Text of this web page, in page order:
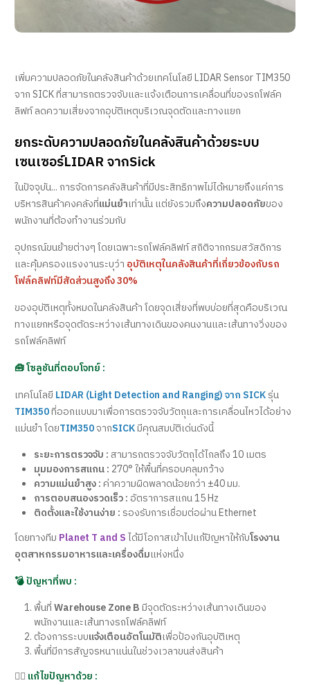
เพิ่มความปลอดภัยในคลังสินค้าด้วยเทคโนโลยี LIDAR Sensor TIM350
จาก SICK ที่สามารถตรวจจับและแจ้งเตือนการเคลื่อนที่ของรถโฟล์ค
ลิฟท์ ลดความเสี่ยงจากอุบัติเหตุบริเวณจุดตัดและทางแยก
ยกระดับความปลอดภัยในคลังสินค้าด้วยระบบ
เซนเซอร์LIDAR จากSick
ในปัจจุบัน... การจัดการคลังสินค้าที่มีประสิทธิภาพไม่ได้หมายถึงแค่การ
บริหารสินค้าคงคลังที่แม่นยำเท่านั้น แต่ยังรวมถึงความปลอดภัยของ
พนักงานที่ต้องทำงานร่วมกับ
อุปกรณ์ขนย้ายต่างๆ โดยเฉพาะรถโฟล์คลิฟท์ สถิติจากกรมสวัสดิการ
และคุ้มครองแรงงานระบุว่า อุบัติเหตุในคลังสินค้าที่เกี่ยวข้องกับรถ
โฟล์คลิฟท์มีสัดส่วนสูงถึง 30%
ของอุบัติเหตุทั้งหมดในคลังสินค้า โดยจุดเสี่ยงที่พบบ่อยที่สุดคือบริเวณ
ทางแยกหรือจุดตัดระหว่างเส้นทางเดินของคนงานและเส้นทางวิ่งของ
รถโฟล์คลิฟท์
🧰 โซลูชันที่ตอบโจทย์ :
เทคโนโลยี LIDAR (Light Detection and Ranging) จาก SICKรุ่น
TIM350ที่ออกแบบมาเพื่อการตรวจจับวัตถุและการเคลื่อนไหวได้อย่าง
แม่นยำ โดยTIM350จากSICKมีคุณสมบัติเด่นดังนี้
ระยะการตรวจจับ : สามารถตรวจจับวัตถุได้ไกลถึง 10 เมตร
มุมมองการสแกน : 270° ให้พื้นที่ครอบคลุมกว้าง
ความแม่นยำสูง :ค่าความผิดพลาดน้อยกว่า ±40 มม.
การตอบสนองรวดเร็ว : อัตราการสแกน 15 Hz
ติดตั้งและใช้งานง่าย :รองรับการเชื่อมต่อผ่าน Ethernet
โดยทางทีม Planet T and Sได้มีโอกาสเข้าไปแก้ปัญหาให้กับโรงงาน
อุตสาหกรรมอาหารและเครื่องดื่มแห่งหนึ่ง
💣 ปัญหาที่พบ :
พื้นที่Warehouse Zone Bมีจุดตัดระหว่างเส้นทางเดินของ
พนักงานและเส้นทางรถโฟล์คลิฟท์
ต้องการระบบแจ้งเตือนอัตโนมัติเพื่อป้องกันอุบัติเหตุ
พื้นที่มีการสัญจรหนาแน่นในช่วงเวลาขนส่งสินค้า
👉🏻 แก้ไขปัญหาด้วย :